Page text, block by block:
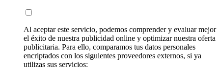
Al aceptar este servicio, podemos comprender y evaluar mejor
el éxito de nuestra publicidad online y optimizar nuestra oferta
publicitaria. Para ello, comparamos tus datos personales
encriptados con los siguientes proveedores externos, si ya
utilizas sus servicios: